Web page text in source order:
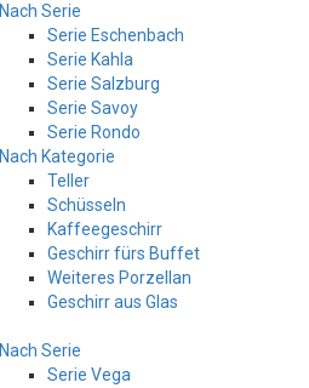
Nach Serie
Serie Eschenbach
Serie Kahla
Serie Salzburg
Serie Savoy
Serie Rondo
Nach Kategorie
Teller
Schüsseln
Kaffeegeschirr
Geschirr fürs Buffet
Weiteres Porzellan
Geschirr aus Glas
Nach Serie
Serie Vega